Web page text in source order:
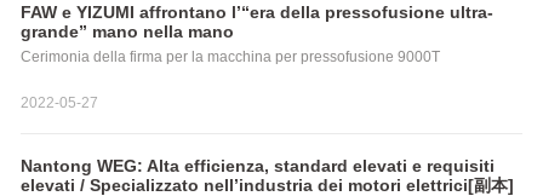
FAW e YIZUMI affrontano l’“era della pressofusione ultra-
grande” mano nella mano
Cerimonia della firma per la macchina per pressofusione 9000T
2022-05-27
Nantong WEG: Alta efficienza, standard elevati e requisiti
elevati / Specializzato nell’industria dei motori elettrici[副本]